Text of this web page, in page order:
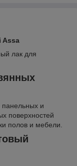
Assa
лак для
панельных и
поверхностей
полов и мебели.